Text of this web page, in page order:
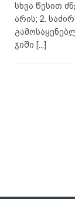
სხვა წესით
არის; 2.
ჯიში [...]